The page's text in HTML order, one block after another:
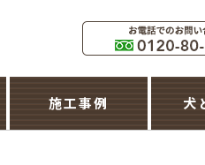
施工事例 犬